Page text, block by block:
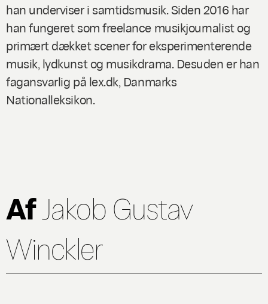
han underviser i samtidsmusik. Siden 2016 har
han fungeret som freelance musikjournalist og
primært dækket scener for eksperimenterende
musik, lydkunst og musikdrama. Desuden er han
fagansvarlig på lex.dk, Danmarks
Nationalleksikon.
Af Jakob Gustav
Winckler